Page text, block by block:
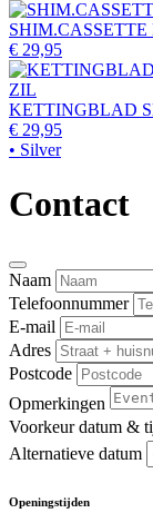
SHIM.CASSETTE
€ 29,95
KETTINGBLAD
€ 29,95
• Silver
Contact
Naam
Telefoonnummer
E-mail
Adres
Postcode
Opmerkingen
Voorkeur datum &
Alternatieve datum
Openingstijden